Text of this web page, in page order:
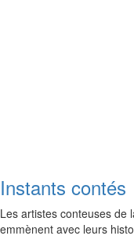
Instants contés
Les artistes conteuses de
emmènent avec leurs